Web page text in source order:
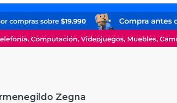
Zegna